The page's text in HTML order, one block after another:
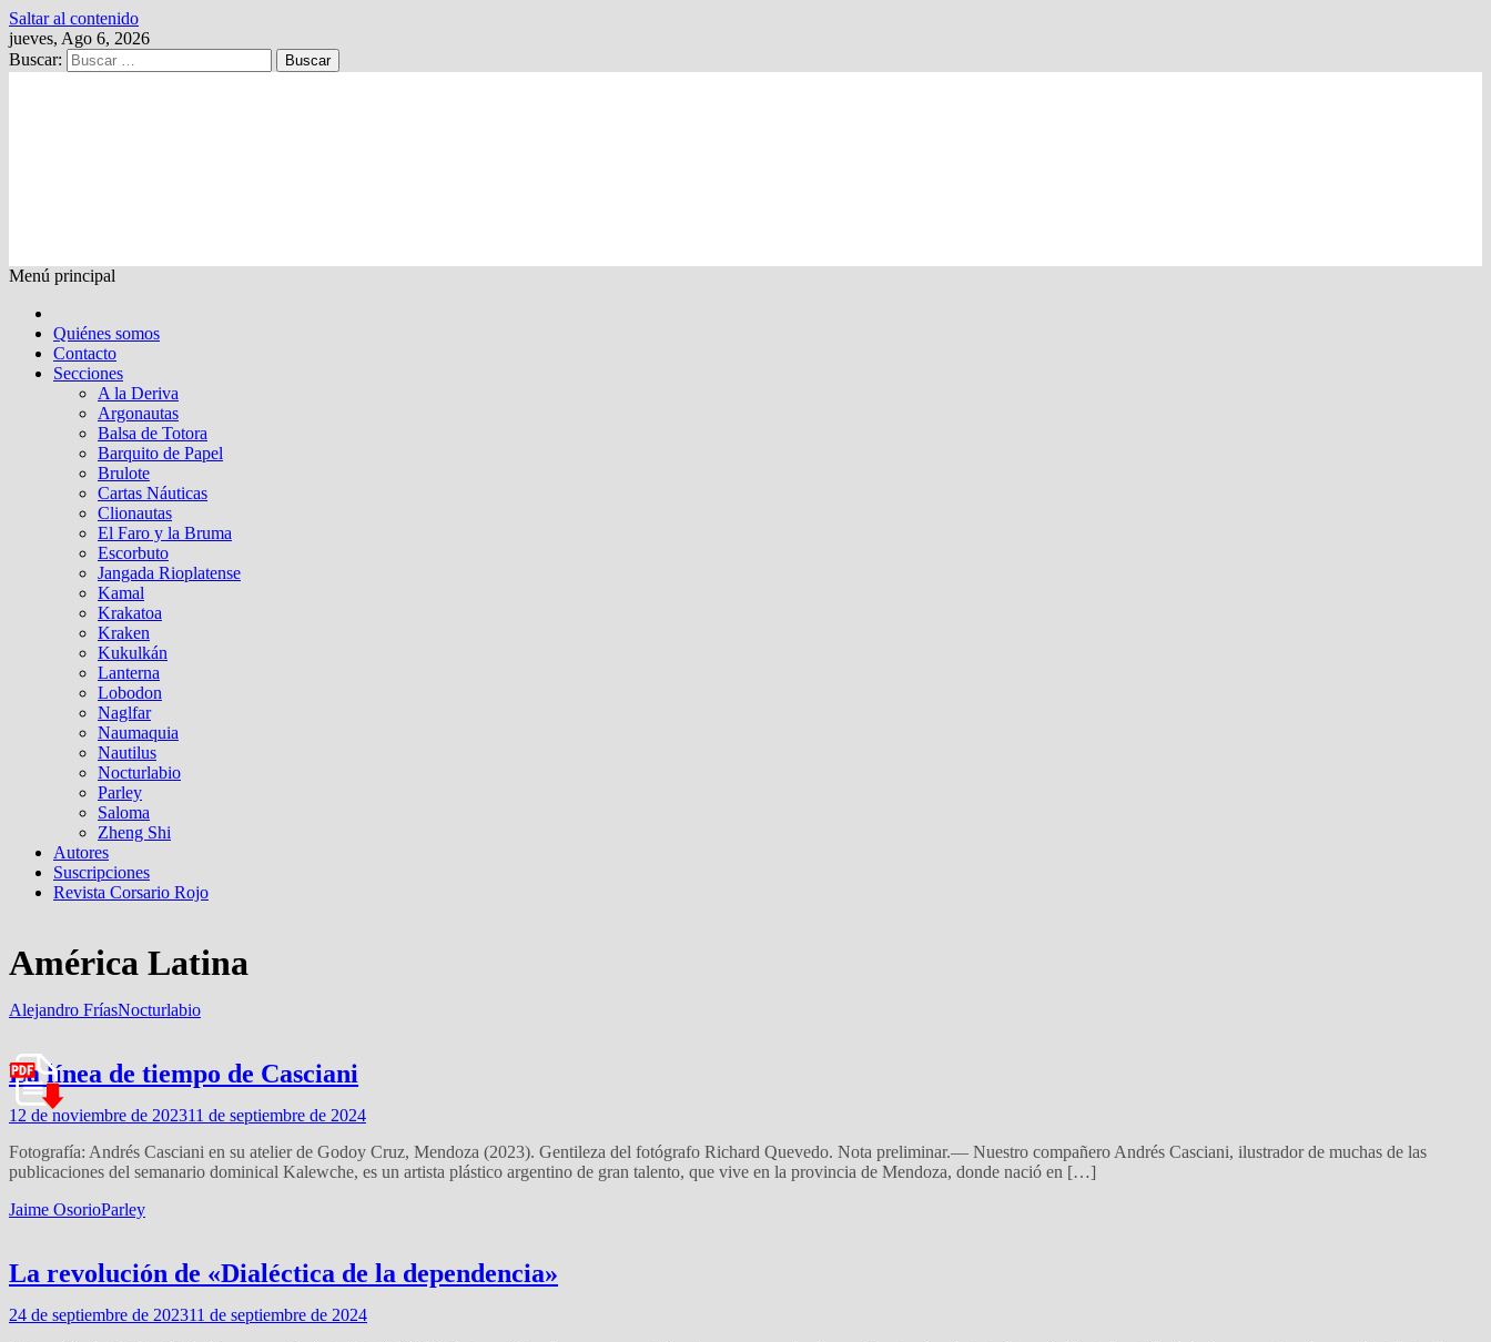
Saltar al contenido
jueves, Ago 6, 2026
Buscar:
Menú principal
Quiénes somos
Contacto
Secciones
A la Deriva
Argonautas
Balsa de Totora
Barquito de Papel
Brulote
Cartas Náuticas
Clionautas
El Faro y la Bruma
Escorbuto
Jangada Rioplatense
Kamal
Krakatoa
Kraken
Kukulkán
Lanterna
Lobodon
Naglfar
Naumaquia
Nautilus
Nocturlabio
Parley
Saloma
Zheng Shi
Autores
Suscripciones
Revista Corsario Rojo
América Latina
Alejandro FríasNocturlabio
La línea de tiempo de Casciani
12 de noviembre de 202311 de septiembre de 2024
Fotografía: Andrés Casciani en su atelier de Godoy Cruz, Mendoza (2023). Gentileza del fotógrafo Richard Quevedo. Nota preliminar.— Nuestro compañero Andrés Casciani, ilustrador de muchas de las
publicaciones del semanario dominical Kalewche, es un artista plástico argentino de gran talento, que vive en la provincia de Mendoza, donde nació en […]
Jaime OsorioParley
La revolución de «Dialéctica de la dependencia»
24 de septiembre de 202311 de septiembre de 2024